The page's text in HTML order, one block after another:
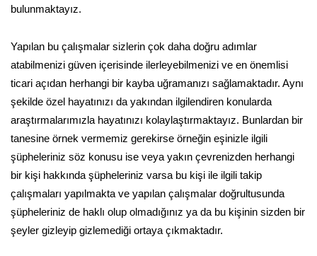
bulunmaktayız.
Yapılan bu çalışmalar sizlerin çok daha doğru adımlar
atabilmenizi güven içerisinde ilerleyebilmenizi ve en önemlisi
ticari açıdan herhangi bir kayba uğramanızı sağlamaktadır. Aynı
şekilde özel hayatınızı da yakından ilgilendiren konularda
araştırmalarımızla hayatınızı kolaylaştırmaktayız. Bunlardan bir
tanesine örnek vermemiz gerekirse örneğin eşinizle ilgili
şüpheleriniz söz konusu ise veya yakın çevrenizden herhangi
bir kişi hakkında şüpheleriniz varsa bu kişi ile ilgili takip
çalışmaları yapılmakta ve yapılan çalışmalar doğrultusunda
şüpheleriniz de haklı olup olmadığınız ya da bu kişinin sizden bir
şeyler gizleyip gizlemediği ortaya çıkmaktadır.